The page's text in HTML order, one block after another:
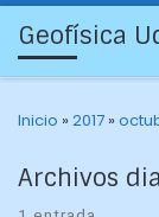
Geofísica
Inicio »2017 »
Archivos